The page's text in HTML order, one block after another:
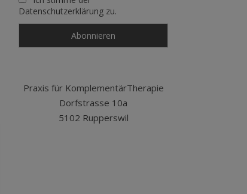
Datenschutzerklärung zu.
Praxis für KomplementärTherapie
Dorfstrasse 10a
5102 Rupperswil